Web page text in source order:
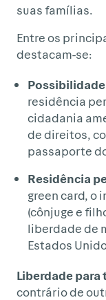
suas famílias.
Entre os
destacam-se:
residência
cidadania
de direitos,
passaporte
Residência
green card, o
(cônjuge e
liberdade de
Estados
Liberdade para
contrário de